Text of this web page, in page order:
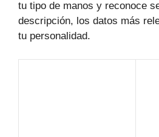
tu tipo de manos y reconoce
descripción, los datos más
tu personalidad.